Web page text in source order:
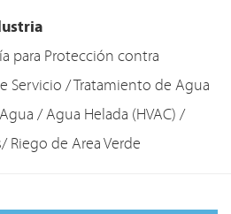
para Protección contra
Servicio / Tratamiento de Agua
/ Agua Helada (HVAC) /
Riego de Area Verde